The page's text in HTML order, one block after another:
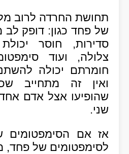
תחושת החרדה לרוב
של פחד כגון: דופק לב
סדירות, חוסר
צלולה, ועוד
חומרתם יכולה
ואין זה מתחייב
שהופיעו אצל אדם
שני.
אז אם הסימפטומים
לסימפטומים של פחד,